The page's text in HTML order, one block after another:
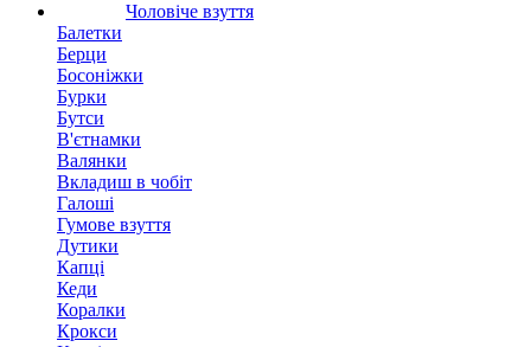
Чоловіче взуття
Балетки
Берци
Босоніжки
Бурки
Бутси
В'єтнамки
Валянки
Вкладиш в чобіт
Галоші
Гумове взуття
Дутики
Капці
Кеди
Коралки
Крокси